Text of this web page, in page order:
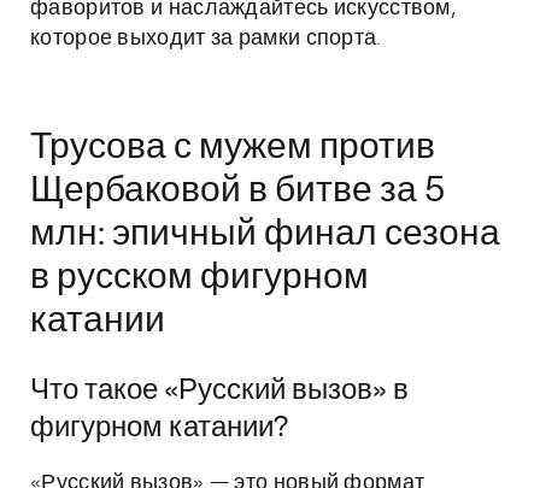
фаворитов и наслаждайтесь искусством,
которое выходит за рамки спорта.
Трусова с мужем против
Щербаковой в битве за 5
млн: эпичный финал сезона
в русском фигурном
катании
Что такое «Русский вызов» в
фигурном катании?
«Русский вызов» — это новый формат